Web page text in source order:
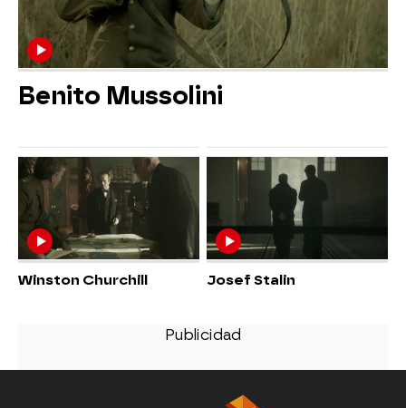
Benito Mussolini
Winston Churchill Josef Stalin